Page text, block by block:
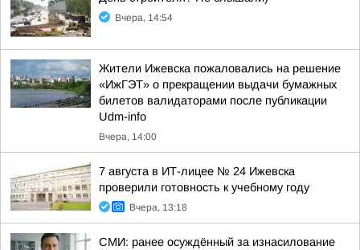
Вчера, 14:54
Жители Ижевска пожаловались на решение
«ИжГЭТ» о прекращении выдачи бумажных
билетов валидаторами после публикации
Udm-info
Вчера, 14:00
7 августа в ИТ-лицее № 24 Ижевска
проверили готовность к учебному году
Вчера, 13:18
СМИ: ранее осуждённый за изнасилование